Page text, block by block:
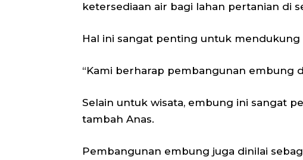
ketersediaan air bagi lahan pertanian di
Hal ini sangat penting untuk
“Kami berharap pembangunan embung
Selain untuk wisata, embung ini sangat
tambah Anas.
Pembangunan embung juga dinilai